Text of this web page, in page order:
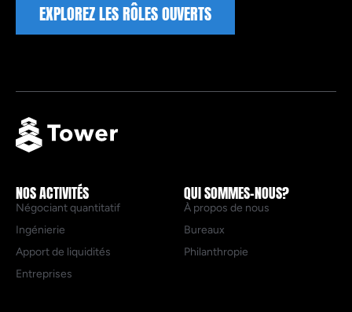
EXPLOREZ LES RÔLES OUVERTS
NOS ACTIVITÉS
Négociant quantitatif
Ingénierie
Apport de liquidités
Entreprises
QUI SOMMES-NOUS?
À propos de nous
Bureaux
Philanthropie